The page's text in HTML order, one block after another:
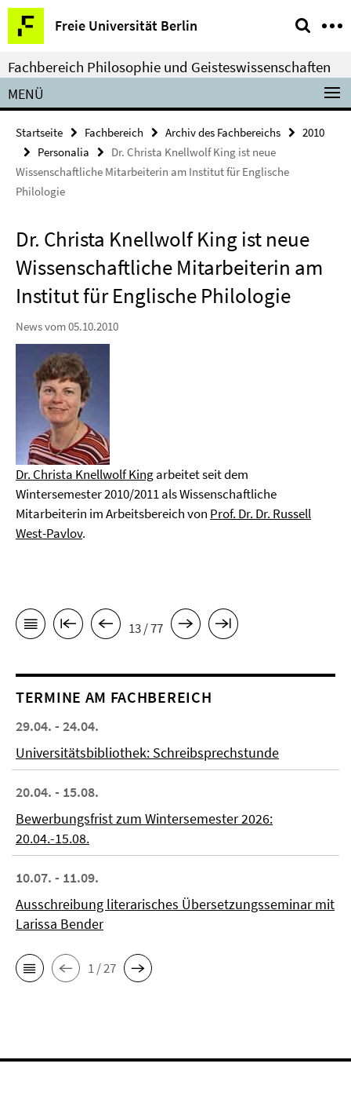
Springe
direkt
zu
Inhalt
Freie Universität Berlin
Service-
Navigation
Fachbereich Philosophie und Geisteswissenschaften
MENÜ
Startseite Fachbereich Archiv des Fachbereichs
2010
Personalia
Dr. Christa Knellwolf King ist neue
Wissenschaftliche Mitarbeiterin am Institut für Englische
Philologie
Dr. Christa Knellwolf King ist neue
Wissenschaftliche Mitarbeiterin am
Institut für Englische Philologie
News vom 05.10.2010
Dr. Christa Knellwolf Kingarbeitet seit dem
Wintersemester 2010/2011 als Wissenschaftliche
Mitarbeiterin im Arbeitsbereich von Prof. Dr. Dr. Russell
West-Pavlov.
13 / 77
TERMINE AM FACHBEREICH
29.04. - 24.04.
Universitätsbibliothek: Schreibsprechstunde
20.04. - 15.08.
Bewerbungsfrist zum Wintersemester 2026:
20.04.-15.08.
10.07. - 11.09.
Ausschreibung literarisches Übersetzungsseminar mit
Larissa Bender
1 / 27